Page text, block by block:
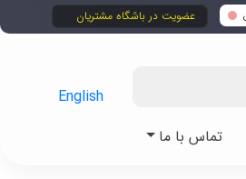
عضویت در باشگاه مشتریان
تماس با ما
English